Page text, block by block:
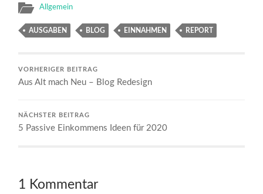
Allgemein
AUSGABEN BLOG EINNAHMEN REPORT
VORHERIGER BEITRAG
Aus Alt mach Neu – Blog Redesign
NÄCHSTER BEITRAG
5 Passive Einkommens Ideen für 2020
1 Kommentar